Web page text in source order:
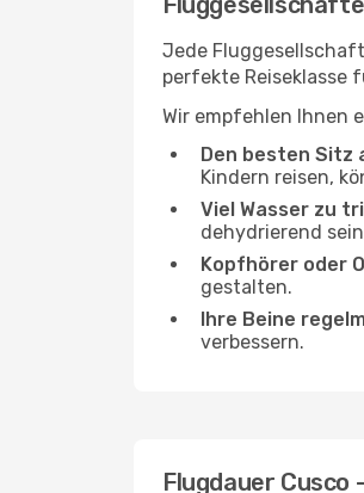
Jede
perfekte Reiseklasse
Wir empfehlen Ihnen
Den besten Sitz
Kindern reisen,
Viel Wasser zu
dehydrierend
Kopfhörer oder
gestalten.
Ihre Beine
verbessern.
Flugdauer Cusco